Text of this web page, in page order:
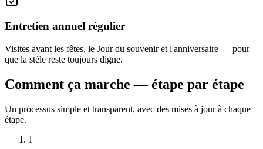
Entretien annuel régulier
Visites avant les fêtes, le Jour du souvenir et l'anniversaire — pour
que la stèle reste toujours digne.
Comment ça marche — étape par étape
Un processus simple et transparent, avec des mises à jour à chaque
étape.
1